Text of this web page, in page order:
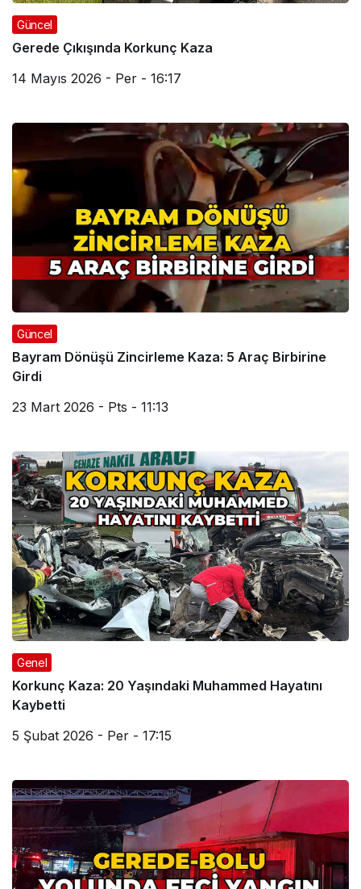
Güncel
Gerede Çıkışında Korkunç Kaza
14 Mayıs 2026 - Per - 16:17
Güncel
Bayram Dönüşü Zincirleme Kaza: 5 Araç Birbirine
Girdi
23 Mart 2026 - Pts - 11:13
Genel
Korkunç Kaza: 20 Yaşındaki Muhammed Hayatını
Kaybetti
5 Şubat 2026 - Per - 17:15